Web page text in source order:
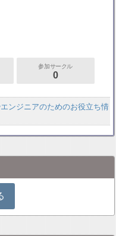
参加サークル
0
ンジニアのためのお役立ち情